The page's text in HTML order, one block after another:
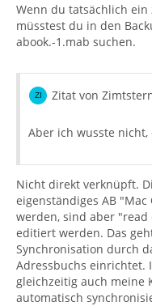
Wenn du tatsächlich
müsstest du in den
abook.-1.mab suchen.
Zitat von
Aber ich wusste
Nicht direkt verknüpft.
eigenständiges AB "Mac
werden, sind aber
editiert werden. Das
Synchronisation durch
Adressbuchs einrichtet.
gleichzeitig auch meine
automatisch